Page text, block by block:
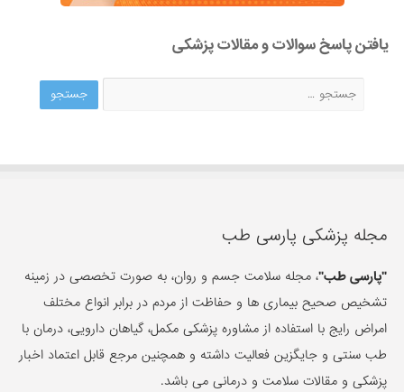
یافتن پاسخ سوالات و مقالات پزشکی
مجله پزشکی پارسی طب
"پارسی طب"، مجله سلامت جسم و روان، به صورت تخصصی در زمینه
تشخیص صحیح بیماری ها و حفاظت از مردم در برابر انواع مختلف
امراض رایج با استفاده از مشاوره پزشکی مکمل، گیاهان دارویی، درمان با
طب سنتی و جایگزین فعالیت داشته و همچنین مرجع قابل اعتماد اخبار
پزشکی و مقالات سلامت و درمانی می باشد.